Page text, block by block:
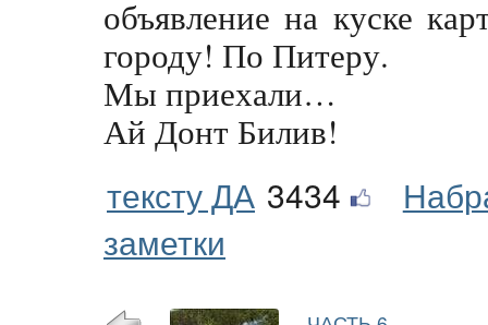
объявление на куске
городу! По Питеру.
Мы приехали…
Ай Донт Билив!
тексту ДА 3434
заметки